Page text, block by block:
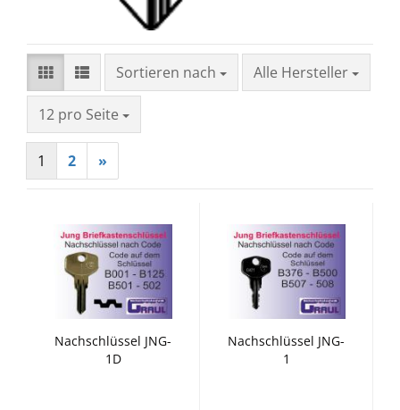
Sortieren nach
Sortieren nach Alle Hersteller
12 pro Seite
pro Seite
1 2 »
Nachschlüssel JNG-
1D
Nachschlüssel JNG-
1